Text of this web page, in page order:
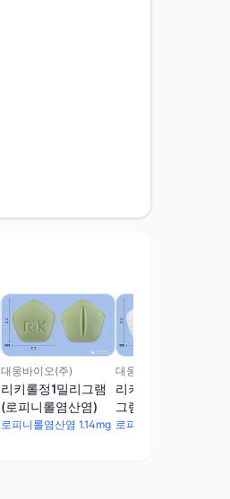
대웅바이오(주)
리키롤정1밀리그램
(로피니롤염산염)
로피니롤염산염 1.14mg
대웅바이오(주)
리키롤정0.25밀리
그램(로피니롤염산
염)